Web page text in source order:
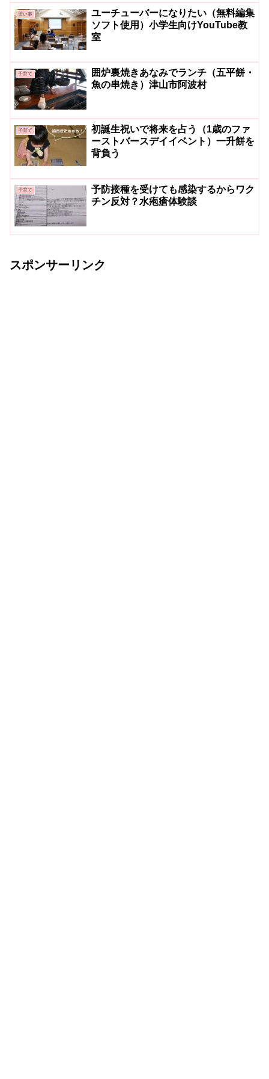
習い事
ユーチューバーになりたい（無料編集
ソフト使用）小学生向けYouTube教
室
子育て
囲炉裏焼きあなみでランチ（五平餅・
魚の串焼き）津山市阿波村
子育て
初誕生祝いで将来を占う（1歳のファ
ーストバースデイイベント）一升餅を
背負う
子育て
予防接種を受けても感染するからワク
チン反対？水疱瘡体験談
スポンサーリンク